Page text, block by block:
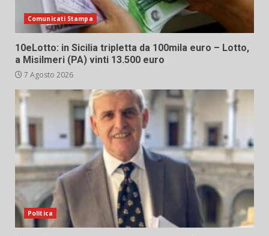
Comunicati Stampa
10eLotto: in Sicilia tripletta da 100mila euro – Lotto,
a Misilmeri (PA) vinti 13.500 euro
7 Agosto 2026
Politica